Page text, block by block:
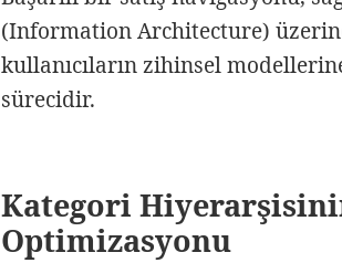
(Information Architecture)
kullanıcıların zihinsel
sürecidir.
Kategori
Optimizasyonu